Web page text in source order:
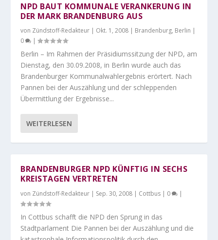
NPD BAUT KOMMUNALE VERANKERUNG IN
DER MARK BRANDENBURG AUS
von Zündstoff-Redakteur | Okt. 1, 2008 | Brandenburg, Berlin |
0
|
Berlin – Im Rahmen der Präsidiumssitzung der NPD, am
Dienstag, den 30.09.2008, in Berlin wurde auch das
Brandenburger Kommunalwahlergebnis erörtert. Nach
Pannen bei der Auszählung und der schleppenden
Übermittlung der Ergebnisse...
WEITERLESEN
BRANDENBURGER NPD KÜNFTIG IN SECHS
KREISTAGEN VERTRETEN
von Zündstoff-Redakteur | Sep. 30, 2008 | Cottbus | 0 |
In Cottbus schafft die NPD den Sprung in das
Stadtparlament Die Pannen bei der Auszählung und die